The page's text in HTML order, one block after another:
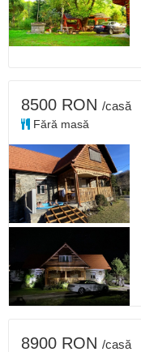
8500 RON /casă
Fără masă
8900 RON /casă